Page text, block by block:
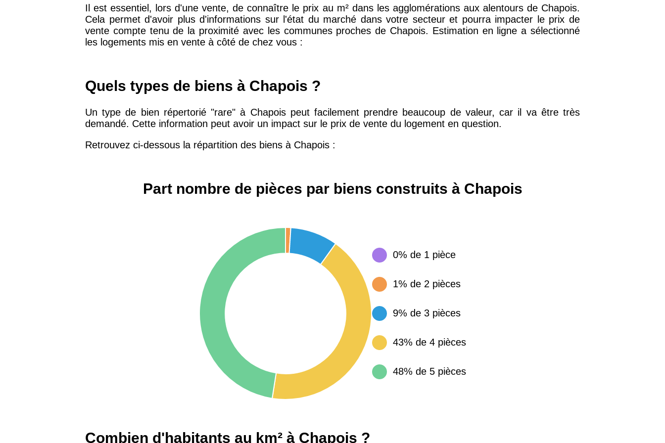
75019 -Paris 19ème
arrondissement
9 231 € 10 415 € 28 € 32 €
75013 -
Paris 13ème
arrondissement
15 155 € 34 €
3 018 € 14 €
14 €
Il est essentiel, lors d'une vente, de connaître le prix au m² dans les agglomérations aux alentours de Chapois.
Cela permet d'avoir plus d'informations sur l'état du marché dans votre secteur et pourra impacter le prix de
vente compte tenu de la proximité avec les communes proches de Chapois. Estimation en ligne a sélectionné
les logements mis en vente à côté de chez vous :
Quels types de biens à Chapois ?
Un type de bien répertorié "rare" à Chapois peut facilement prendre beaucoup de valeur, car il va être très
demandé. Cette information peut avoir un impact sur le prix de vente du logement en question.
Retrouvez ci-dessous la répartition des biens à Chapois :
Part nombre de pièces par biens construits à Chapois
0% de 1 pièce
1% de 2 pièces
9% de 3 pièces
43% de 4 pièces
48% de 5 pièces
Combien d'habitants au km² à Chapois ?